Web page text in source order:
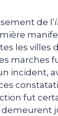
de l’
les villes
marches
incident,
fut